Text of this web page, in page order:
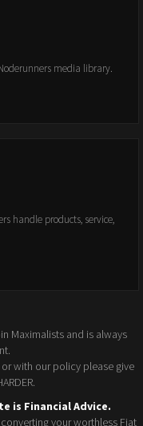
media library.
handle products, service,
Maximalists and is always
with our policy please give
is Financial Advice.
your worthless Fiat